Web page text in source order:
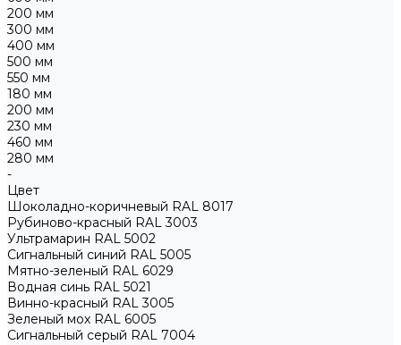
200 мм
300 мм
400 мм
500 мм
550 мм
180 мм
200 мм
230 мм
460 мм
280 мм
-
Цвет
Шоколадно-коричневый RAL 8017
Рубиново-красный RAL 3003
Ультрамарин RAL 5002
Сигнальный синий RAL 5005
Мятно-зеленый RAL 6029
Водная синь RAL 5021
Винно-красный RAL 3005
Зеленый мох RAL 6005
Сигнальный серый RAL 7004